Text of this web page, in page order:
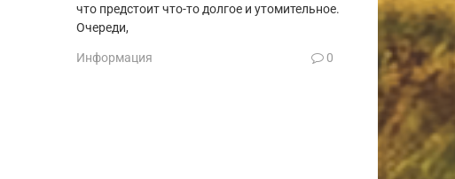
что предстоит что-то долгое и утомительное.
Очереди,
Информация 0